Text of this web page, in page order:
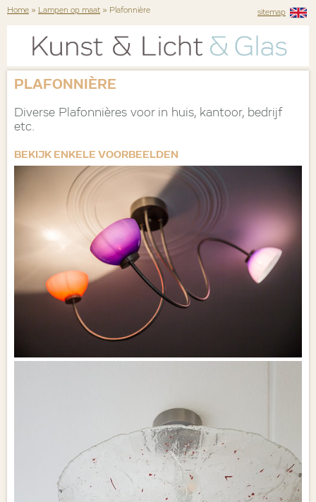
Home » Lampen op maat » Plafonnière sitemap
PLAFONNIÈRE
Diverse Plafonnières voor in huis, kantoor, bedrijf
etc.
BEKIJK ENKELE VOORBEELDEN